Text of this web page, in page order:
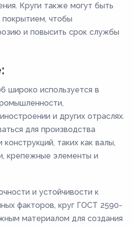
Круги также могут быть
чтобы
и повысить срок службы
широко используется в
и других отраслях.
для производства
таких как валы,
крепежные элементы и
и устойчивости к
факторов, круг ГОСТ 2590-
материалом для создания